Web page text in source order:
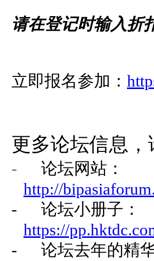
请在登记时输入折
立即报名参加：
更多论坛信息，
-
论坛网站：
http://
-
论坛小册子：
https://
-
论坛去年的精